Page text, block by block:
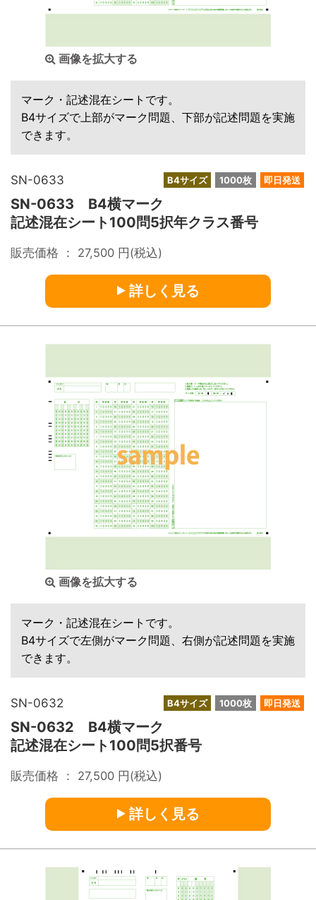
画像を拡大する
マーク・記述混在シートです。
B4サイズで上部がマーク問題、下部が記述問題を実施
できます。
B4サイズ 1000枚 即日発送
SN-0633
SN-0633 B4横マーク
記述混在シート100問5択年クラス番号
販売価格 ： 27,500 円(税込)
詳しく見る
画像を拡大する
マーク・記述混在シートです。
B4サイズで左側がマーク問題、右側が記述問題を実施
できます。
B4サイズ 1000枚 即日発送
SN-0632
SN-0632 B4横マーク
記述混在シート100問5択番号
販売価格 ： 27,500 円(税込)
詳しく見る